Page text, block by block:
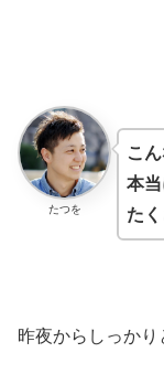
たつを
こ
本当
た
昨夜からしっかり